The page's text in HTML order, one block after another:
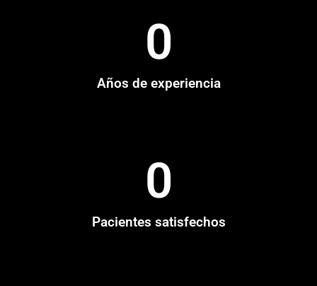
Años de experiencia
0
Pacientes satisfechos
0